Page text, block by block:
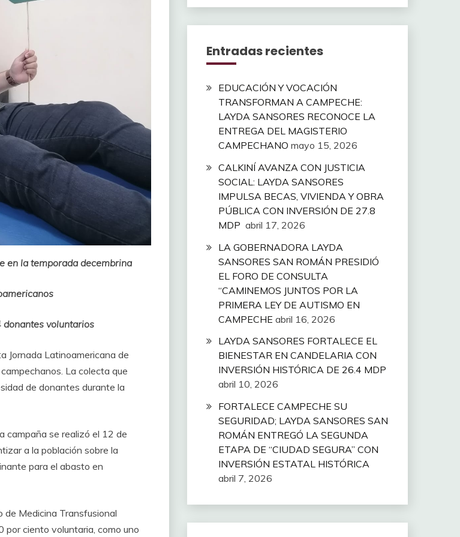
en la temporada decembrina
voluntarios
Jornada Latinoamericana de
La colecta que
de donantes durante la
campaña se realizó el 12 de
a la población sobre la
para el abasto en
de Medicina Transfusional
por ciento voluntaria, como uno
Entradas recientes
EDUCACIÓN Y VOCACIÓN
TRANSFORMAN A CAMPECHE:
LAYDA SANSORES RECONOCE LA
ENTREGA DEL MAGISTERIO
CAMPECHANO mayo 15, 2026
CALKINÍ AVANZA CON JUSTICIA
SOCIAL: LAYDA SANSORES
IMPULSA BECAS, VIVIENDA Y OBRA
PÚBLICA CON INVERSIÓN DE 27.8
MDP abril 17, 2026
LA GOBERNADORA LAYDA
SANSORES SAN ROMÁN PRESIDIÓ
EL FORO DE CONSULTA
“CAMINEMOS JUNTOS POR LA
PRIMERA LEY DE AUTISMO EN
CAMPECHE abril 16, 2026
LAYDA SANSORES FORTALECE EL
BIENESTAR EN CANDELARIA CON
INVERSIÓN HISTÓRICA DE 26.4 MDP
abril 10, 2026
FORTALECE CAMPECHE SU
SEGURIDAD; LAYDA SANSORES SAN
ROMÁN ENTREGÓ LA SEGUNDA
ETAPA DE “CIUDAD SEGURA” CON
INVERSIÓN ESTATAL HISTÓRICA
abril 7, 2026